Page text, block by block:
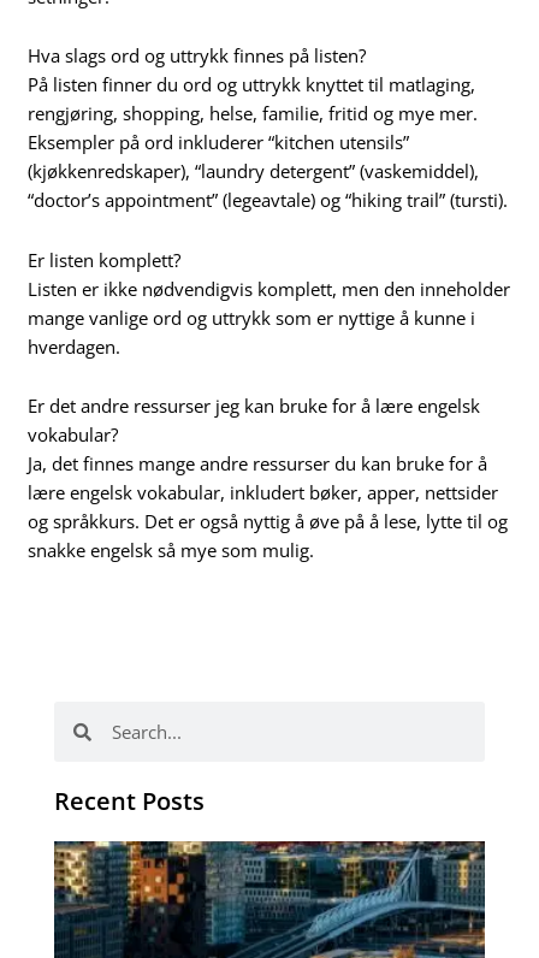
Hva slags ord og uttrykk finnes på listen?
På listen finner du ord og uttrykk knyttet til matlaging,
rengjøring, shopping, helse, familie, fritid og mye mer.
Eksempler på ord inkluderer “kitchen utensils”
(kjøkkenredskaper), “laundry detergent” (vaskemiddel),
“doctor’s appointment” (legeavtale) og “hiking trail” (tursti).
Er listen komplett?
Listen er ikke nødvendigvis komplett, men den inneholder
mange vanlige ord og uttrykk som er nyttige å kunne i
hverdagen.
Er det andre ressurser jeg kan bruke for å lære engelsk
vokabular?
Ja, det finnes mange andre ressurser du kan bruke for å
lære engelsk vokabular, inkludert bøker, apper, nettsider
og språkkurs. Det er også nyttig å øve på å lese, lytte til og
snakke engelsk så mye som mulig.
Recent Posts